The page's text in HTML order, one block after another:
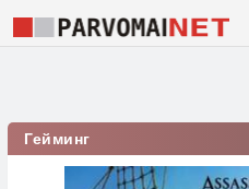
Гейминг